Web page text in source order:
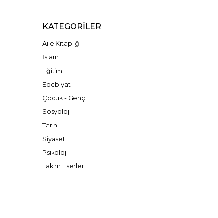
KATEGORILER
Aile Kitaplığı
İslam
Eğitim
Edebiyat
Çocuk - Genç
Sosyoloji
Tarih
Siyaset
Psikoloji
Takım Eserler